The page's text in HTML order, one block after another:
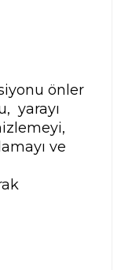
önler
yarayı
ve